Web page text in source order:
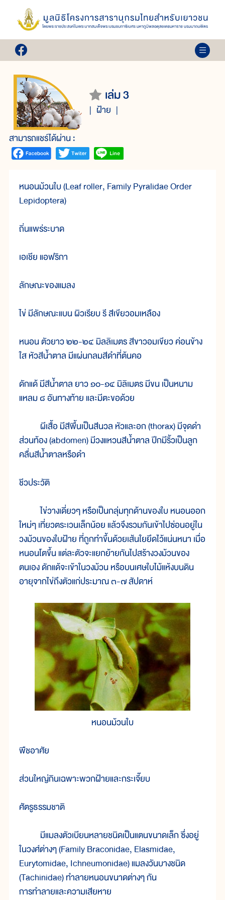
เล่ม 3
ฝ้าย
สามารถแชร์ได้ผ่าน :
หนอนม้วนใบ (Leaf roller, Family Pyralidae Order
Lepidoptera)
ถิ่นแพร่ระบาด
เอเชีย แอฟริกา
ลักษณะของแมลง
ไข่ มีลักษณะแบน ผิวเรียบ รี สีเขียวอมเหลือง
หนอน ตัวยาว ๒๒-๒๔ มิลลิเมตร สีขาวอมเขียว ค่อนข้าง
ใส หัวสีน้ำตาล มีแผ่นกลมสีดำที่ต้นคอ
ดักแด้ มีสีน้ำตาล ยาว ๑๐-๑๔ มิลิเมตร มีขน เป็นหนาม
แหลม ๘ อันทางท้าย และมีตะขอด้วย
ผีเสื้อ มีสีพื้นเป็นสีนวล หัวและอก (thorax) มีจุดดำ
ส่วนท้อง (abdomen) มีวงแหวนสีน้ำตาล ปีกมีริ้วเป็นลูก
คลื่นสีน้ำตาลหรือดำ
ชีวประวัติ
ไข่วางเดี่ยวๆ หรือเป็นกลุ่มทุกด้านของใบ หนอนออก
ใหม่ๆ เที่ยวตระเวนเล็กน้อย แล้วจึงรวมกันเข้าไปซ่อนอยู่ใน
วงม้วนของใบฝ้าย ที่ถูกทำขึ้นด้วยเส้นใยยึดไว้แน่นหนา เมื่อ
หนอนโตขึ้น แต่ละตัวจะแยกย้ายกันไปสร้างวงม้วนของ
ตนเอง ดักแด้จะเข้าในวงม้วน หรือบนเศษใบไม้แห้งบนดิน
อายุจากไข่ถึงตัวแก่ประมาณ ๓-๗ สัปดาห์
หนอนม้วนใบ
พืชอาศัย
ส่วนใหญ่กินเฉพาะพวกฝ้ายและกระเจี๊ยบ
ศัตรูธรรมชาติ
มีแมลงตัวเบียนหลายชนิดเป็นแตนขนาดเล็ก ซึ่งอยู่
ในวงศ์ต่างๆ (Family Braconidae, Elasmidae,
Eurytomidae, Ichneumonidae) แมลงวันบางชนิด
(Tachinidae) ทำลายหนอนขนาดต่างๆ กัน
การทำลายและความเสียหาย